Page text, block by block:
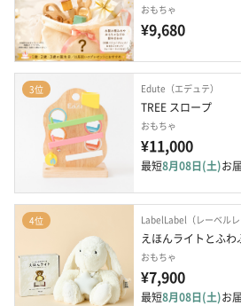
おもちゃ
¥9,680
3位 Edute（エデュテ）
TREE スロープ
おもちゃ
¥11,000
最短8月08日(土)お
4位 LabelLabel（レーベルレ
えほんライトとふわ
おもちゃ
¥7,900
最短8月08日(土)お